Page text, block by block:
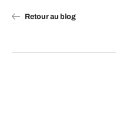
Retour au blog